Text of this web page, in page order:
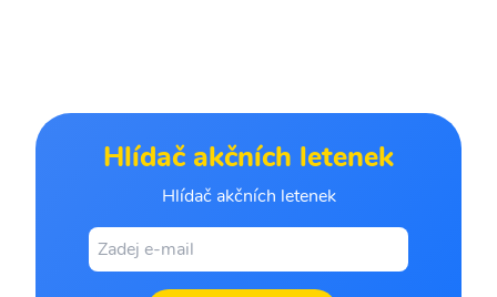
Hlídač akčních letenek
Hlídač akčních letenek